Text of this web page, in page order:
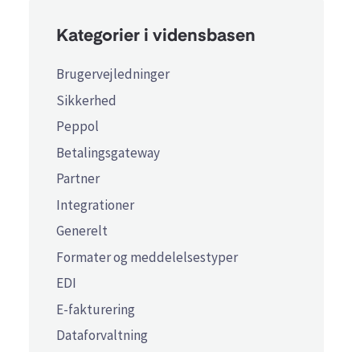
Kategorier i vidensbasen
Brugervejledninger
Sikkerhed
Peppol
Betalingsgateway
Partner
Integrationer
Generelt
Formater og meddelelsestyper
EDI
E-fakturering
Dataforvaltning